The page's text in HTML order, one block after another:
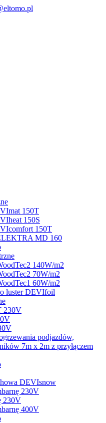
150T
150S
150T
MD 160
140W/m2
70W/m2
60W/m2
luster DEVIfoil
230V
podjazdów,
7m x 2m z przyłączem
DEVIsnow
230V
230V
400V